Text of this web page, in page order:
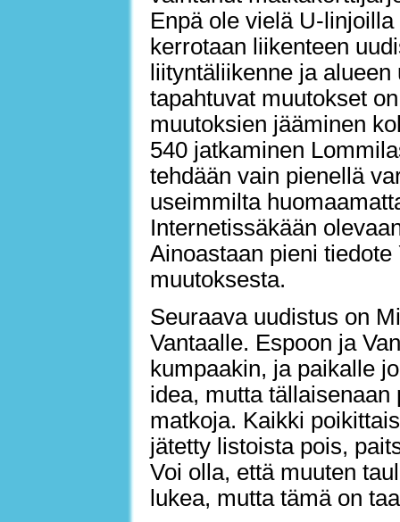
Enpä ole vielä U-
kerrotaan liikenteen
liityntäliikenne ja
tapahtuvat muutokset
muutoksien jääminen
540 jatkaminen
tehdään vain pienellä
useimmilta
Internetissäkään
Ainoastaan pieni
muutoksesta.
Seuraava uudistus on
Vantaalle. Espoon ja
kumpaakin, ja paikalle
idea, mutta
matkoja. Kaikki
jätetty listoista pois,
Voi olla, että muuten
lukea, mutta tämä on